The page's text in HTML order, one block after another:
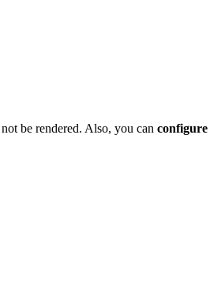
be rendered. Also, you can configure